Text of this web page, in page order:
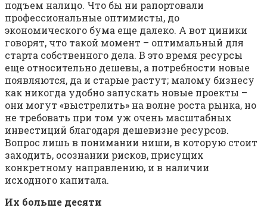
подъем налицо. Что бы ни рапортовали
профессиональные оптимисты, до
экономического бума еще далеко. А вот циники
говорят, что такой момент – оптимальный для
старта собственного дела. В это время ресурсы
еще относительно дешевы, а потребности новые
появляются, да и старые растут; малому бизнесу
как никогда удобно запускать новые проекты –
они могут «выстрелить» на волне роста рынка, но
не требовать при том уж очень масштабных
инвестиций благодаря дешевизне ресурсов.
Вопрос лишь в понимании ниши, в которую стоит
заходить, осознании рисков, присущих
конкретному направлению, и в наличии
исходного капитала.
Их больше десяти